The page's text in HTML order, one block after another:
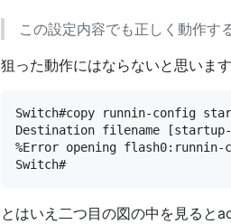
この設定内容でも正しく動作す
狙った動作にはならないと思いま
Switch#copy runnin-config
Destination filename
%Error opening
とはいえ二つ目の図の中を見る